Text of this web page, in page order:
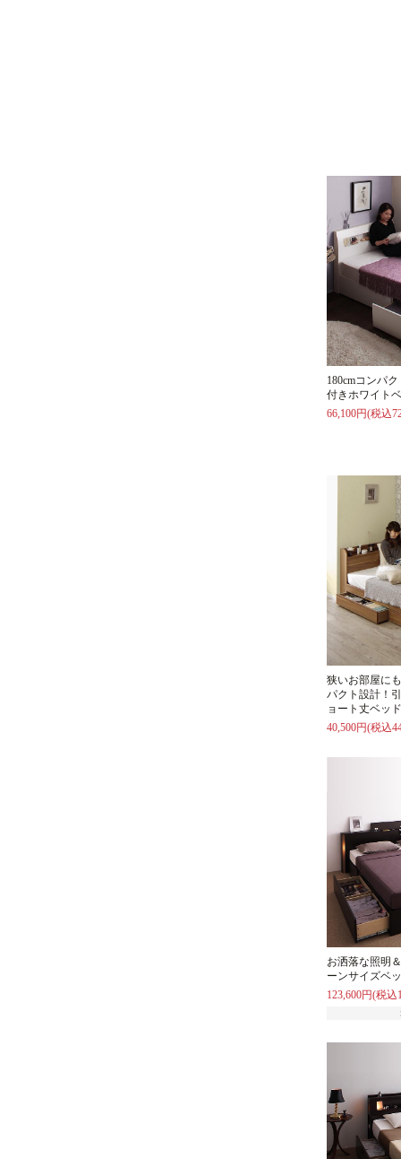
180cmコンパ
付きホワイト
66,100円(税込
狭いお部屋に
パクト設計！
ョート丈ベッ
40,500円(税込
お洒落な照明
ーンサイズベ
123,600円(税込